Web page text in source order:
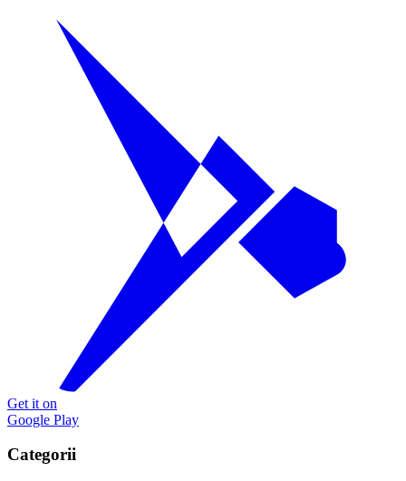
Get it on
Google Play
Categorii